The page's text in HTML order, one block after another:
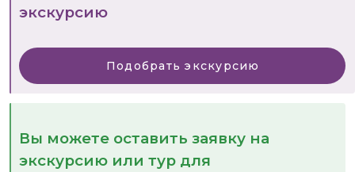
экскурсию
Подобрать экскурсию
Вы можете оставить заявку на
экскурсию или тур для